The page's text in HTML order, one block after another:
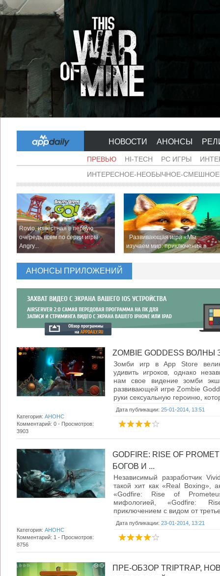
НОВОСТИ АНОНСЫ
ПРЕВЬЮ HI-TECH PC ИГРЫ
ИНТЕРЕСНОЕ-НЕОБЫЧНОЕ-
Rovio, известная в первую
очередь всем по серии игры
Angry...
Развивающая игра «Мы
изучаем мир: приключения в...
АНОНСЫ ПРИЛОЖЕНИЙ
ZOMBIE GODDESS
Зомби игр в App Store
удивить игроков, однако
нам свое видение зомби
развивающей игре Zombie
руки сексуальную героиню,
Дата публикации: 25-01-2014, 13:51
Категория: АНОНС
Комментарий: 0 - Просмотров:
3903
GODFIRE: RISE OF
БОГОВ И ...
Независимый разработчик
такой хит как «Real Boxing»,
«Godfire: Rise of
мифологией, «Godfire:
приключением с видом от
Дата публикации: 23-01-2014, 13:21
Категория: АНОНС
Комментарий: 1 - Просмотров:
8756
ПРЕ-ОБЗОР TRIPTRAP,